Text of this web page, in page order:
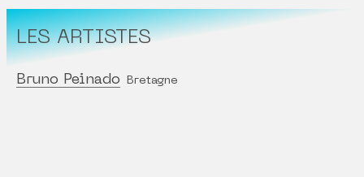
LES ARTISTES
Bruno Peinado Bretagne